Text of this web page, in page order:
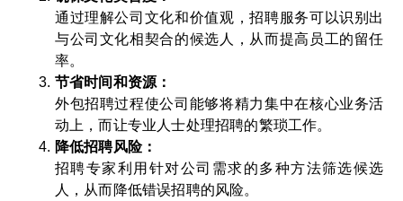
通过理解公司文化和价值观，招聘服务可以识别出
与公司文化相契合的候选人，从而提高员工的留任
率。
节省时间和资源：
外包招聘过程使公司能够将精力集中在核心业务活
动上，而让专业人士处理招聘的繁琐工作。
降低招聘风险：
招聘专家利用针对公司需求的多种方法筛选候选
人，从而降低错误招聘的风险。